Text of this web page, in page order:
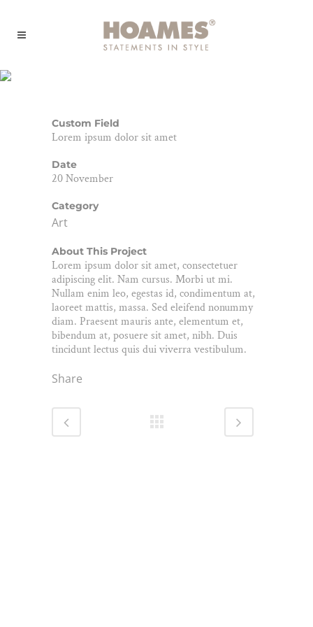
Custom Field
Lorem ipsum dolor sit amet
Date
20 November
Category
Art
About This Project
Lorem ipsum dolor sit amet, consectetuer
adipiscing elit. Nam cursus. Morbi ut mi.
Nullam enim leo, egestas id, condimentum at,
laoreet mattis, massa. Sed eleifend nonummy
diam. Praesent mauris ante, elementum et,
bibendum at, posuere sit amet, nibh. Duis
tincidunt lectus quis dui viverra vestibulum.
Share